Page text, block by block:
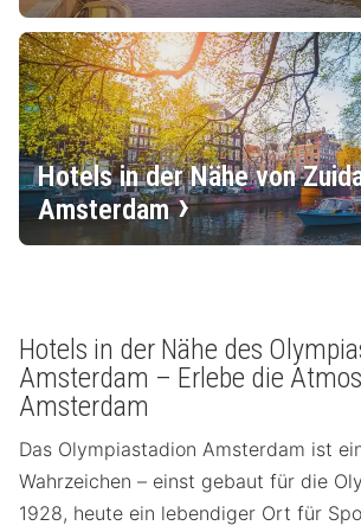
Hotels in der Nähe von
Amsterdam
Hotels in der Nähe des
Amsterdam – Erlebe die
Amsterdam
Das Olympiastadion Amsterdam ist
Wahrzeichen – einst gebaut für die
1928, heute ein lebendiger Ort für